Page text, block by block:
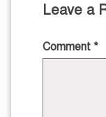
Leave a
Comment *